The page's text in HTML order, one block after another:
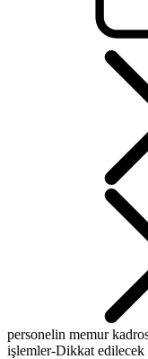
personelin memur
işlemler-Dikkat edilecek